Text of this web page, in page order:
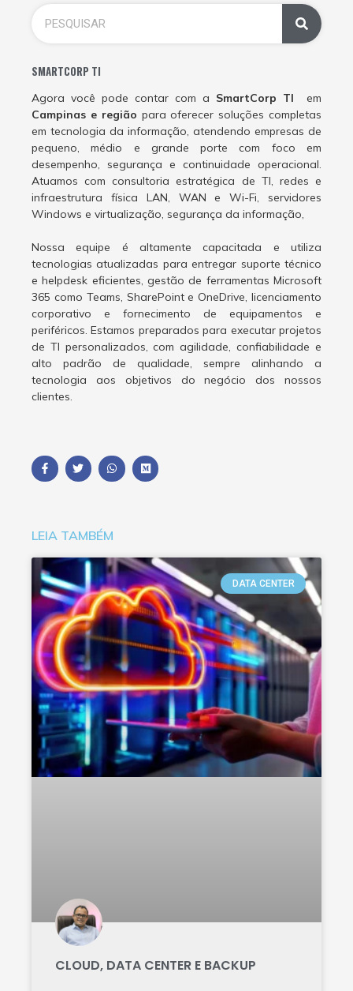
SMARTCORP TI
Agora você pode contar com a SmartCorp TI em
Campinas e região para oferecer soluções completas
em tecnologia da informação, atendendo empresas de
pequeno, médio e grande porte com foco em
desempenho, segurança e continuidade operacional.
Atuamos com consultoria estratégica de TI, redes e
infraestrutura física LAN, WAN e Wi-Fi, servidores
Windows e virtualização, segurança da informação,
Nossa equipe é altamente capacitada e utiliza
tecnologias atualizadas para entregar suporte técnico
e helpdesk eficientes, gestão de ferramentas Microsoft
365 como Teams, SharePoint e OneDrive, licenciamento
corporativo e fornecimento de equipamentos e
periféricos. Estamos preparados para executar projetos
de TI personalizados, com agilidade, confiabilidade e
alto padrão de qualidade, sempre alinhando a
tecnologia aos objetivos do negócio dos nossos
clientes.
LEIA TAMBÉM
DATA CENTER
CLOUD, DATA CENTER E BACKUP